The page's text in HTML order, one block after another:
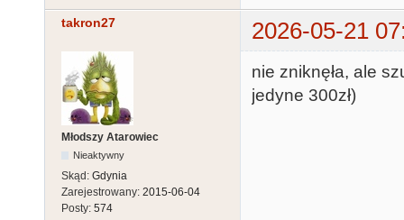
takron27 2026-05-21
Młodszy Atarowiec
Nieaktywny
Skąd: Gdynia
Zarejestrowany: 2015-06-04
Posty: 574
nie zniknęła, ale
jedyne 300zł)